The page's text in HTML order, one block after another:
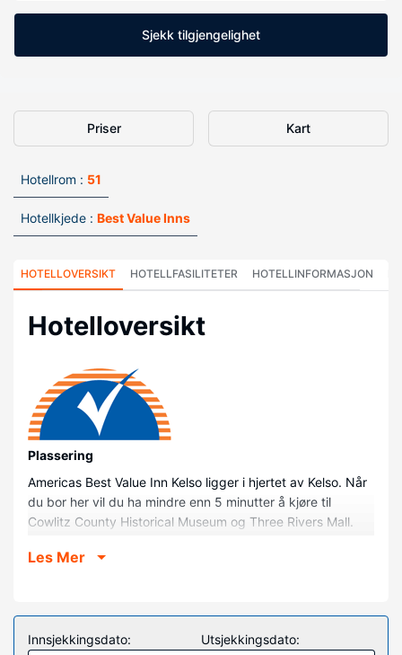
Sjekk tilgjengelighet
Priser Kart
Hotellrom : 51
Hotellkjede : Best Value Inns
HOTELLOVERSIKT HOTELLFASILITETER HOTELLINFORMASJON
Hotelloversikt
Plassering
Americas Best Value Inn Kelso ligger i hjertet av Kelso. Når
du bor her vil du ha mindre enn 5 minutter å kjøre til
Cowlitz County Historical Museum og Three Rivers Mall.
Rivers Mall og 1,3 mi (2,1 km) unna Triangle Bowl.
Føl deg som hjemme i et av de 51 aircondition-avkjølte
gjesterommene som også har LCD-TV. Du kan holde deg
Les Mer
Innsjekkingsdato: Utsjekkingsdato: